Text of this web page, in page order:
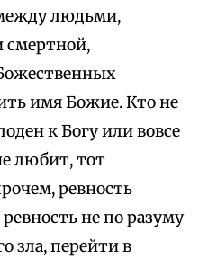
людьми,
смертной,
имя Божие. Кто не
к Богу или вовсе
любит, тот
ревность
не по разуму
зла, перейти в